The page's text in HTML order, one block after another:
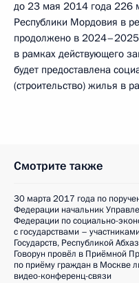
до 23 мая 2014 года 226
Республики Мордовия в
продолжено в
в рамках действующего
будет предоставлена
(строительство) жилья в
Смотрите также
30 марта 2017 года по
Федерации начальник
Федерации по социально-
с государствами –
Государств, Республикой
Говорун провёл в Приёмной
по приёму граждан в Москве
видео-конференц-связи